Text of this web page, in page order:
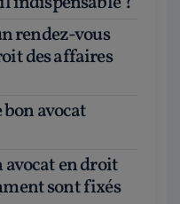
des affaires
sont fixés